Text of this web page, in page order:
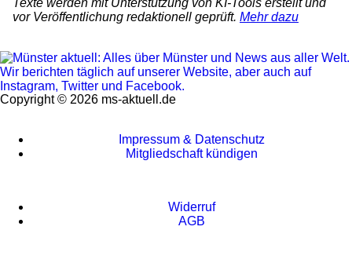
Texte werden mit Unterstützung von KI-Tools erstellt und
vor Veröffentlichung redaktionell geprüft. Mehr dazu
Copyright © 2026 ms-aktuell.de
Impressum & Datenschutz
Mitgliedschaft kündigen
Widerruf
AGB